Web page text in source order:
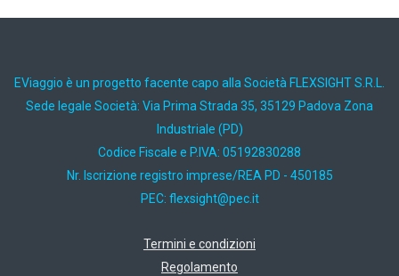
EViaggio è un progetto facente capo alla Società FLEXSIGHT S.R.L.
Sede legale Società: Via Prima Strada 35, 35129 Padova Zona
Industriale (PD)
Codice Fiscale e P.IVA: 05192830288
Nr. Iscrizione registro imprese/REA PD - 450185
PEC: ti.cep@thgisxelf
Termini e condizioni
Regolamento